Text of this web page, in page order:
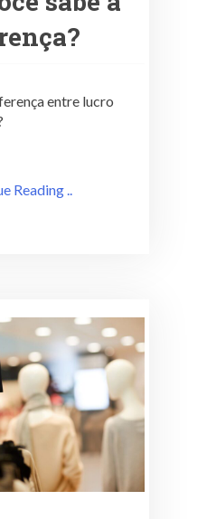
entre lucro
Reading ..